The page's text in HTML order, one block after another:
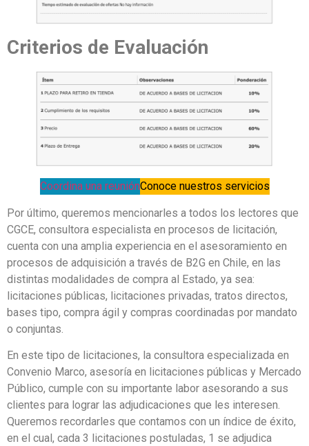
Criterios de Evaluación
Coordina una reuniónConoce nuestros servicios
Por último, queremos mencionarles a todos los lectores que
CGCE, consultora especialista en procesos de licitación,
cuenta con una amplia experiencia en el asesoramiento en
procesos de adquisición a través de B2G en Chile, en las
distintas modalidades de compra al Estado, ya sea:
licitaciones públicas, licitaciones privadas, tratos directos,
bases tipo, compra ágil y compras coordinadas por mandato
o conjuntas.
En este tipo de licitaciones, la consultora especializada en
Convenio Marco, asesoría en licitaciones públicas y Mercado
Público, cumple con su importante labor asesorando a sus
clientes para lograr las adjudicaciones que les interesen.
Queremos recordarles que contamos con un índice de éxito,
en el cual, cada 3 licitaciones postuladas, 1 se adjudica